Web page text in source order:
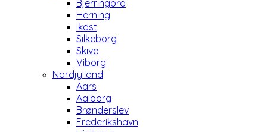
Bjerringbro
Herning
Ikast
Silkeborg
Skive
Viborg
Nordjylland
Aars
Aalborg
Brønderslev
Frederikshavn